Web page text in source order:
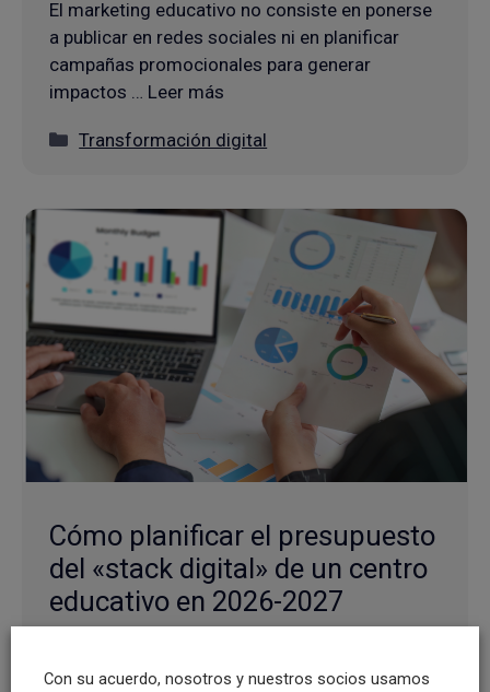
El marketing educativo no consiste en ponerse
a publicar en redes sociales ni en planificar
campañas promocionales para generar
impactos … Leer más
Categorías
Transformación digital
Cómo planificar el presupuesto
del «stack digital» de un centro
educativo en 2026-2027
La planificación del presupuesto tecnológico
Con su acuerdo, nosotros y nuestros socios usamos